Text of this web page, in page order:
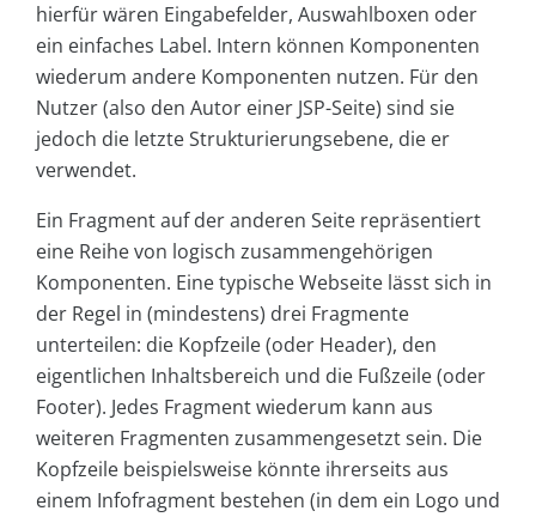
hierfür wären Eingabefelder, Auswahlboxen oder
ein einfaches Label. Intern können Komponenten
wiederum andere Komponenten nutzen. Für den
Nutzer (also den Autor einer JSP-Seite) sind sie
jedoch die letzte Strukturierungsebene, die er
verwendet.
Ein Fragment auf der anderen Seite repräsentiert
eine Reihe von logisch zusammengehörigen
Komponenten. Eine typische Webseite lässt sich in
der Regel in (mindestens) drei Fragmente
unterteilen: die Kopfzeile (oder Header), den
eigentlichen Inhaltsbereich und die Fußzeile (oder
Footer). Jedes Fragment wiederum kann aus
weiteren Fragmenten zusammengesetzt sein. Die
Kopfzeile beispielsweise könnte ihrerseits aus
einem Infofragment bestehen (in dem ein Logo und